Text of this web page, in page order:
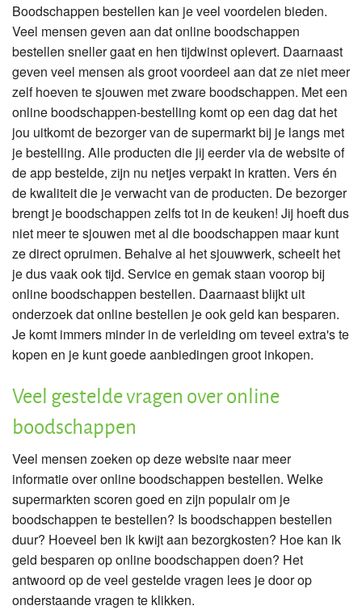
Boodschappen bestellen kan je veel voordelen bieden.
Veel mensen geven aan dat online boodschappen
bestellen sneller gaat en hen tijdwinst oplevert. Daarnaast
geven veel mensen als groot voordeel aan dat ze niet meer
zelf hoeven te sjouwen met zware boodschappen. Met een
online boodschappen-bestelling komt op een dag dat het
jou uitkomt de bezorger van de supermarkt bij je langs met
je bestelling. Alle producten die jij eerder via de website of
de app bestelde, zijn nu netjes verpakt in kratten. Vers én
de kwaliteit die je verwacht van de producten. De bezorger
brengt je boodschappen zelfs tot in de keuken! Jij hoeft dus
niet meer te sjouwen met al die boodschappen maar kunt
ze direct opruimen. Behalve al het sjouwwerk, scheelt het
je dus vaak ook tijd. Service en gemak staan voorop bij
online boodschappen bestellen. Daarnaast blijkt uit
onderzoek dat online bestellen je ook geld kan besparen.
Je komt immers minder in de verleiding om teveel extra's te
kopen en je kunt goede aanbiedingen groot inkopen.
Veel gestelde vragen over online
boodschappen
Veel mensen zoeken op deze website naar meer
informatie over online boodschappen bestellen. Welke
supermarkten scoren goed en zijn populair om je
boodschappen te bestellen? Is boodschappen bestellen
duur? Hoeveel ben ik kwijt aan bezorgkosten? Hoe kan ik
geld besparen op online boodschappen doen? Het
antwoord op de veel gestelde vragen lees je door op
onderstaande vragen te klikken.